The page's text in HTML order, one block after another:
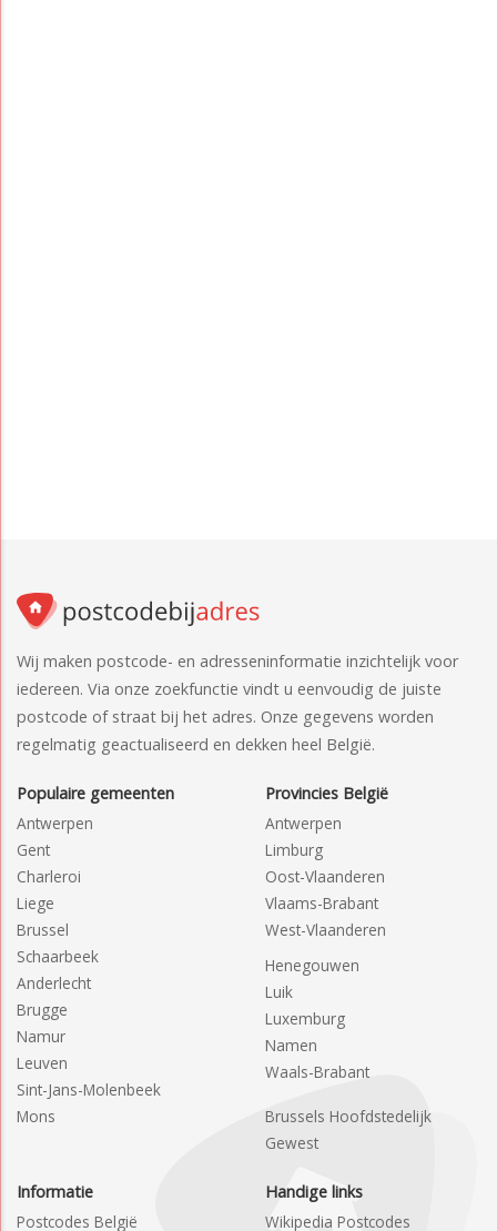
Wij maken postcode- en adresseninformatie inzichtelijk voor
iedereen. Via onze zoekfunctie vindt u eenvoudig de juiste
postcode of straat bij het adres. Onze gegevens worden
regelmatig geactualiseerd en dekken heel België.
Populaire gemeenten
Antwerpen
Gent
Charleroi
Liege
Brussel
Schaarbeek
Anderlecht
Brugge
Namur
Leuven
Sint-Jans-Molenbeek
Mons
Provincies België
Antwerpen
Limburg
Oost-Vlaanderen
Vlaams-Brabant
West-Vlaanderen
Henegouwen
Luik
Luxemburg
Namen
Waals-Brabant
Brussels Hoofdstedelijk
Gewest
Informatie
Postcodes België
Handige links
Wikipedia Postcodes